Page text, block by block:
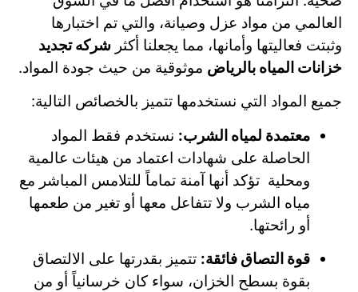
العالمي من مواد عزل وصيانة، والتي تم اختبارها
وثبتت فعاليتها وأمانها، مما يجعلنا أكثر شركه تجديد
خزانات المياه بالرياض موثوقية من حيث جودة المواد.
جميع المواد التي نستخدمها تتميز بالخصائص التالية:
معتمدة لمياه الشرب: نستخدم فقط المواد
الحاصلة على شهادات اعتماد من هيئات عالمية
ومحلية تؤكد أنها آمنة تماماً للتلامس المباشر مع
مياه الشرب ولا تتفاعل معها أو تغير من طعمها
أو رائحتها.
قوة التصاق فائقة: تتميز بقدرتها على الالتصاق
بقوة بسطح الخزان، سواء كان خرسانياً أو من